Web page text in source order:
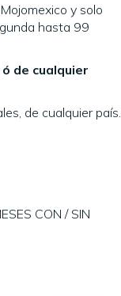
y solo
hasta 99
de cualquier
de cualquier país.
CON / SIN